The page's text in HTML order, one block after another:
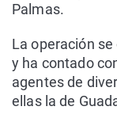
Palmas.
La operación
y ha contado
agentes de
ellas la de